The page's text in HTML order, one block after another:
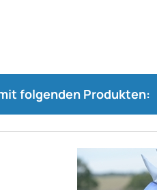
folgenden Produkten: